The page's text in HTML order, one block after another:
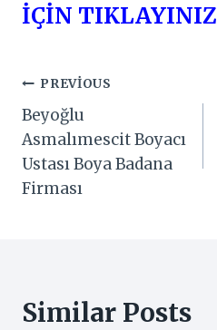
İÇİN TIKLAYINIZ
Yazı
gezinmesi
PREVIOUS
Beyoğlu
Asmalımescit Boyacı
Ustası Boya Badana
Firması
Similar Posts